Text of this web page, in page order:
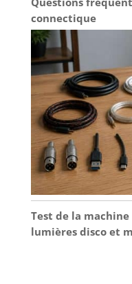
connectique
Test de la
lumières disco et